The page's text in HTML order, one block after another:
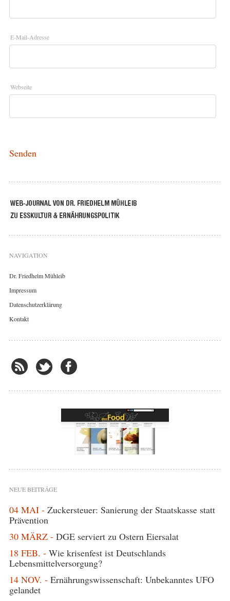
E-Mail-Adresse
Webseite
NAVIGATION
Dr. Friedhelm Mühleib
Impressum
Datenschutzerklärung
Kontakt
NEUE BEITRÄGE
04 MAI - Zuckersteuer: Sanierung der Staatskasse statt
Prävention
30 MÄRZ - DGE serviert zu Ostern Eiersalat
18 FEB. - Wie krisenfest ist Deutschlands
Lebensmittelversorgung?
14 NOV. - Ernährungswissenschaft: Unbekanntes UFO
gelandet